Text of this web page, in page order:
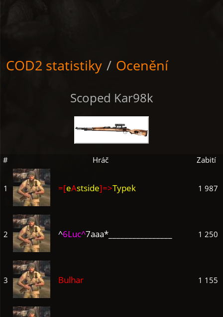
COD2 statistiky / Ocenění
Scoped Kar98k
# Hráč Zabití
1 =[eAstside]=>Typek 1 987
2 ^6Luc^7aaa*________________ 1 250
3 Bulhar 1 155